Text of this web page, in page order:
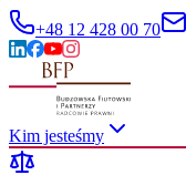
+48 12 428 00 70
Kim jesteśmy